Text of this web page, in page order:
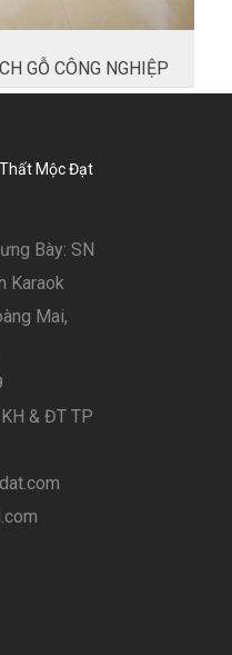
GỖ CÔNG NGHIỆP
Mộc Đạt
Bày: SN
Karaok
Mai,
& ĐT TP